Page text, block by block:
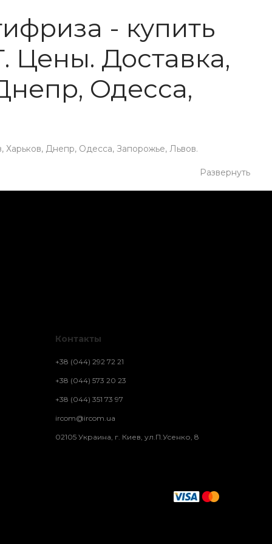
- купить
Цены. Доставка,
Одесса,
Днепр, Одесса, Запорожье, Львов.
Развернуть
Контакты
+38 (044) 292 72 21
+38 (044) 573 20 23
+38 (044) 351 73 97
ircom@ircom.ua
02105 Украина, г. Киев, ул.П.Усенко, 8